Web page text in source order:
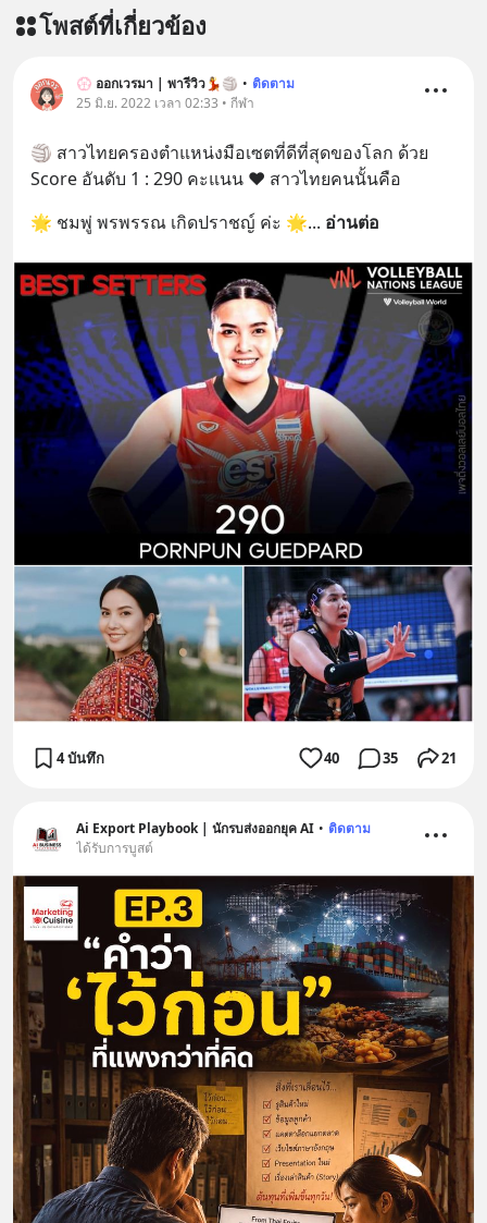
โพสต์ที่เกี่ยวข้อง
💮 ออกเวรมา | พารีวิว💃🏐 • ติดตาม
25 มิ.ย. 2022 เวลา 02:33 • กีฬา
🏐 สาวไทยครองตำแหน่งมือเซตที่ดีที่สุดของโลก ด้วย
Score อันดับ 1 : 290 คะแนน ❤️ สาวไทยคนนั้นคือ
🌟 ชมพู่ พรพรรณ เกิดปราชญ์ ค่ะ 🌟... อ่านต่อ
4 บันทึก 40 35 21
Ai Export Playbook | นักรบส่งออกยุค AI • ติดตาม
ได้รับการบูสต์